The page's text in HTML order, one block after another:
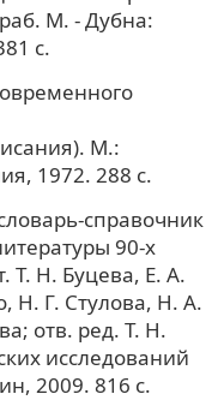
М. - Дубна:
с.
М.:
1972. 288 с.
справочник
90-х
Т. Н. Буцева, Е. А.
Н. Г. Стулова, Н. А.
отв. ред. Т. Н.
исследований
2009. 816 с.